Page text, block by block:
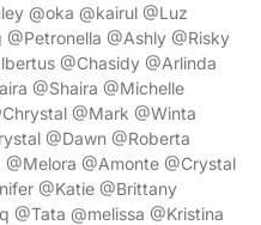
@oka @kairul @Luz
@Ashly @Risky
@Chasidy @Arlinda
@Shaira @Michelle
@Mark @Winta
@Dawn @Roberta
@Amonte @Crystal
@Katie @Brittany
@Tata @melissa @Kristina